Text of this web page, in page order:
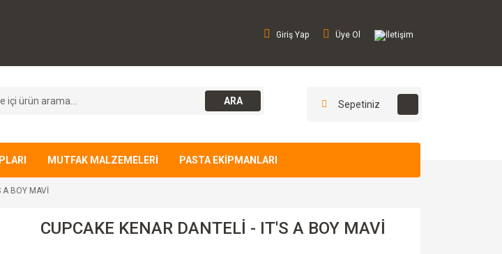
Giriş Yap Üye Ol İletişim
ARA Sepetiniz
MUTFAK MALZEMELERİ PASTA EKİPMANLARI
A BOY MAVİ
CUPCAKE KENAR DANTELİ - IT'S A BOY MAVİ